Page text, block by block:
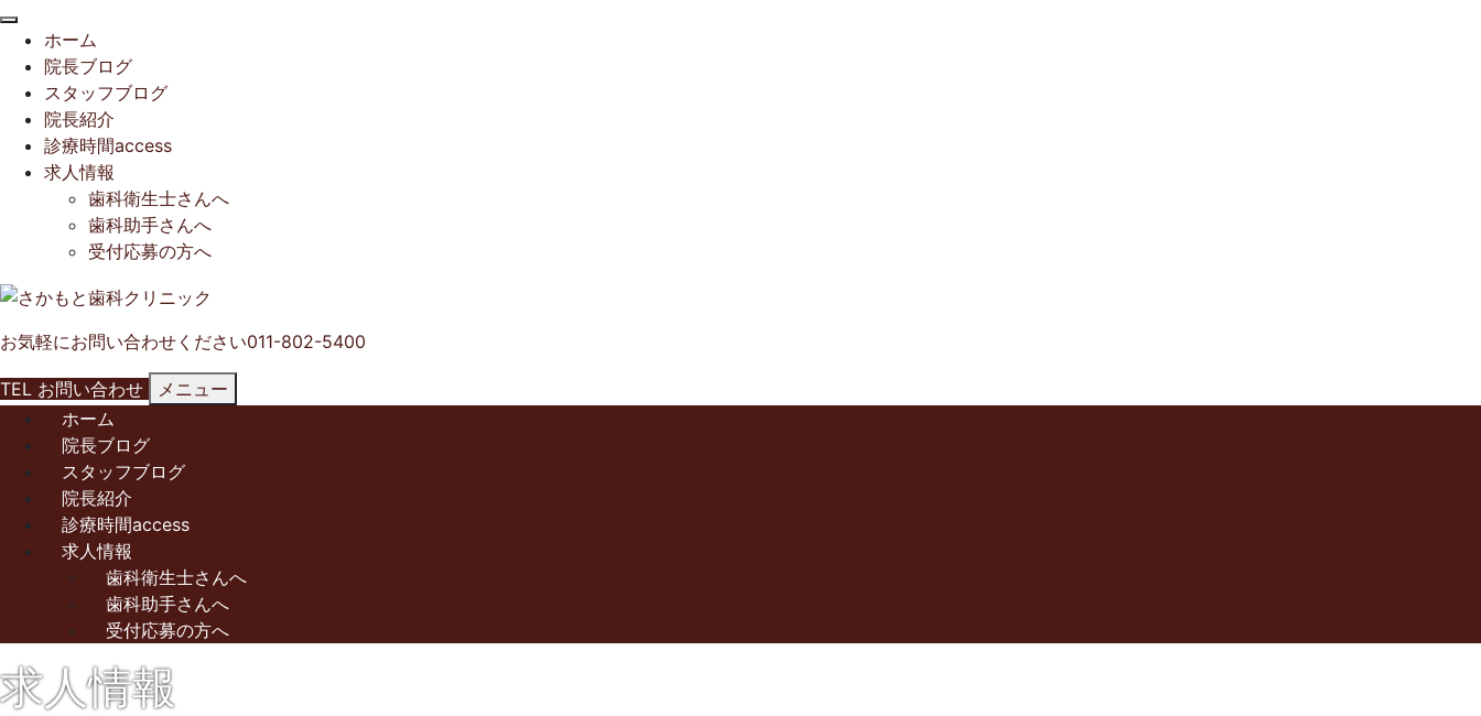
ホーム
院長ブログ
スタッフブログ
院長紹介
診療時間access
求人情報
歯科衛生士さんへ
歯科助手さんへ
受付応募の方へ
お気軽にお問い合わせください011-802-5400
TEL お問い合わせ
メニュー
ホーム
院長ブログ
スタッフブログ
院長紹介
診療時間access
求人情報
歯科衛生士さんへ
歯科助手さんへ
受付応募の方へ
求人情報